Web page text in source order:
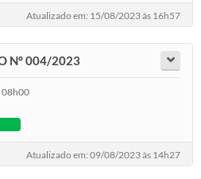
Atualizado em: 15/08/2023 às 16h57
Nº 004/2023
08h00
Atualizado em: 09/08/2023 às 14h27